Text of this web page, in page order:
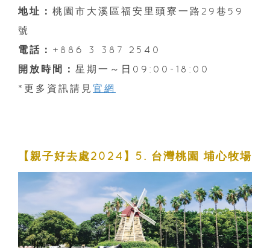
地址： 桃園市大溪區福安里頭寮一路29巷59
號
電話： +886 3 387 2540
開放時間： 星期一～日09:00-18:00
*更多資訊請見 官網
【親子好去處2024】5. 台灣桃園 埔心牧場